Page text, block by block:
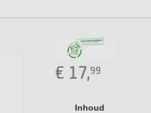
€ 17,99
Inhoud